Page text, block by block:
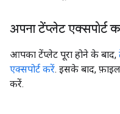
अपना टेंप्लेट एक्सपोर्ट
आपका टेंप्लेट पूरा होने के बाद,
एक्सपोर्ट करें. इसके बाद,
करें.